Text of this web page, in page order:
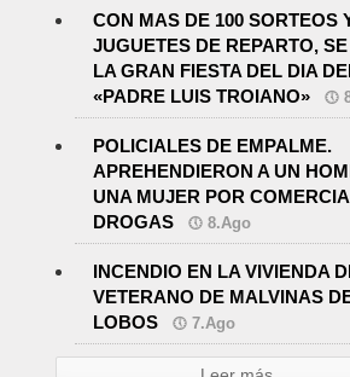
CON MAS DE 100 SORTEOS
JUGUETES DE REPARTO,
LA GRAN FIESTA DEL DIA
«PADRE LUIS TROIANO»
POLICIALES DE EMPALME.
APREHENDIERON A UN
UNA MUJER POR
DROGAS
8.Ago
INCENDIO EN LA VIVIENDA
VETERANO DE MALVINAS
LOBOS
7.Ago